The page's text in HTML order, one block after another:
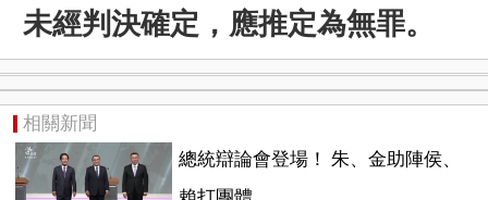
未經判決確定，應推定為無罪。
相關新聞
總統辯論會登場！ 朱、金助陣侯、